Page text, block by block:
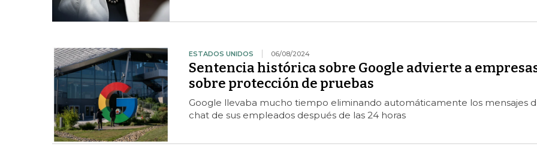
ESTADOS UNIDOS 06/08/2024
Sentencia histórica sobre Google advierte a
sobre protección de pruebas
Google llevaba mucho tiempo eliminando automáticamente los mensajes
chat de sus empleados después de las 24 horas